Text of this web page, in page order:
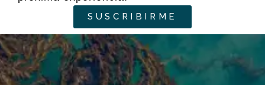
SUSCRIBIRME